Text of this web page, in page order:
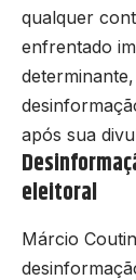
qualquer
enfrentado
após sua
eleitoral
Márcio